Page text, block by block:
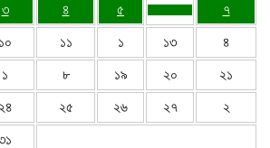
৩ ৪ ৫ ৭
১০ ১১ ১ ১৩ ৪
১ ৮ ১৯ ২০ ২১
২৪ ২৫ ২৬ ২৭ ২